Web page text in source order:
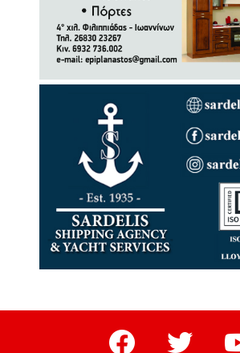
facebook twitter